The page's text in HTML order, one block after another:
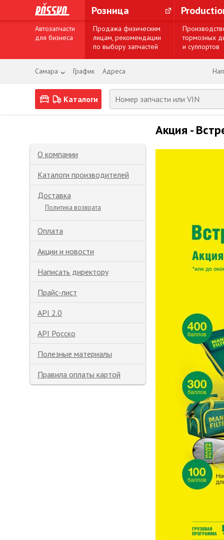
Розница
Автозапчасти
для бизнеса
Продажа физическим
лицам, рекомендации
по выбору запчастей
тормозных
и суппортов
Самара График Адреса
Каталоги
О компании
Каталоги производителей
Доставка
Политика возврата
Оплата
Акции и новости
Написать директору
Прайс-лист
API 2.0
API Росско
Полезные материалы
Правила оплаты картой
Акция -